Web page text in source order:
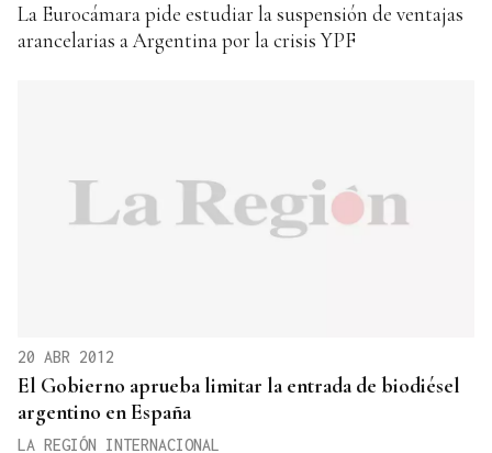
La Eurocámara pide estudiar la suspensión de ventajas
arancelarias a Argentina por la crisis YPF
20 ABR 2012
El Gobierno aprueba limitar la entrada de biodiésel
argentino en España
LA REGIÓN INTERNACIONAL